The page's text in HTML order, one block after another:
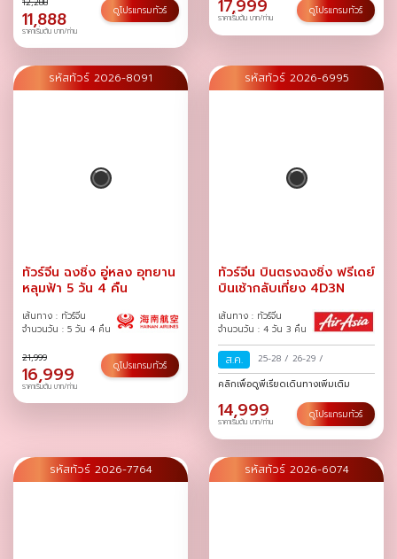
11,888
ราคาเริ่มต้น บาท/ท่าน
ดูโปรแกรมทัวร์ 17,999
ราคาเริ่มต้น บาท/ท่าน
ดูโปรแกรมทัวร์
รหัสทัวร์ 2026-8091
ทัวร์จีน ฉงชิ่ง อู่หลง อุทยาน
หลุมฟ้า 5 วัน 4 คืน
เส้นทาง : ทัวร์จีน
จำนวนวัน : 5 วัน 4 คืน
21,999
16,999
ราคาเริ่มต้น บาท/ท่าน
ดูโปรแกรมทัวร์
รหัสทัวร์ 2026-6995
ทัวร์จีน บินตรงฉงชิ่ง ฟรีเดย์
บินเช้ากลับเที่ยง 4D3N
เส้นทาง : ทัวร์จีน
จำนวนวัน : 4 วัน 3 คืน
ส.ค. 25-28 / 26-29 /
คลิกเพื่อดูพีเรียดเดินทางเพิ่มเติม
14,999
ราคาเริ่มต้น บาท/ท่าน
ดูโปรแกรมทัวร์
รหัสทัวร์ 2026-7764 รหัสทัวร์ 2026-6074